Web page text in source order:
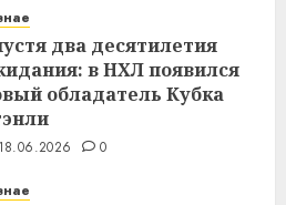
два десятилетия
в НХЛ появился
обладатель Кубка
18.06.2026 0